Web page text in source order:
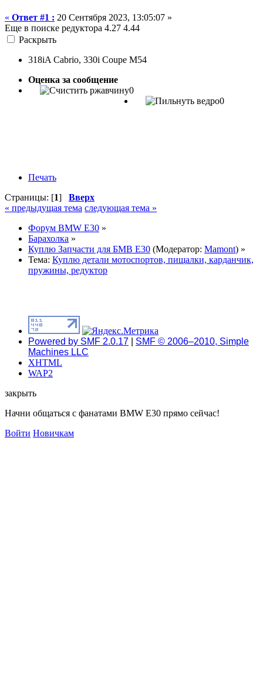
« Ответ #1 : 20 Сентября 2023, 13:05:07 »
Еще в поиске редуктора 4.27 4.44
Раскрыть
318iA Cabrio, 330i Coupe M54
Оценка за сообщение
0
0
Печать
Страницы: [1] Вверх
« предыдущая тема следующая тема »
Форум BMW E30 »
Барахолка »
Куплю Запчасти для БМВ Е30 (Модератор: Mamont) »
Тема: Куплю детали мотоспортов, пищалки, карданчик,
пружины, редуктор
Powered by SMF 2.0.17
SMF © 2006–2010, Simple
Machines LLC
XHTML
WAP2
закрыть
Начни общаться с фанатами BMW E30 прямо сейчас!
Войти Новичкам